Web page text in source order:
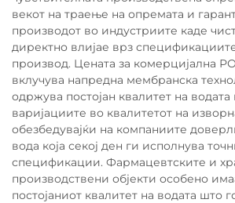
векот на траење на опремата и
производот во индустриите каде
директно влијае врз
производ. Цената за комерцијална
вклучува напредна мембранска
одржува постојан квалитет на
варијациите во квалитетот на
обезбедувајќи на компаниите
вода која секој ден ги исполнува
спецификации. Фармацевтските и
производствени објекти особено
постојаниот квалитет на водата што